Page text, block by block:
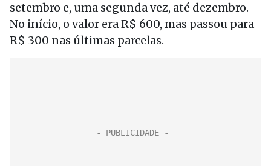
setembro e, uma segunda vez, até dezembro.
No início, o valor era R$ 600, mas passou para
R$ 300 nas últimas parcelas.